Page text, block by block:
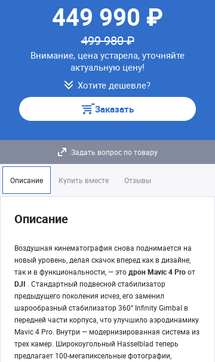
449 990 ₽
499 980 ₽
Внимание, цена устарела, уточняйте
актуальную цену!
Хотите дешевле?
Заказать
Задать вопрос по товару
Описание Купить вместе Отзывы
Описание
Воздушная кинематография снова поднимается на
новый уровень, делая скачок вперед как в дизайне,
так и в функциональности, — это дрон Mavic 4 Proот
DJI . Стандартный подвесной стабилизатор
предыдущего поколения исчез, его заменил
шарообразный стабилизатор 360° Infinity Gimbal в
передней части корпуса, что улучшило аэродинамику
Mavic 4 Pro. Внутри — модернизированная система из
трех камер. Широкоугольный Hasselblad теперь
предлагает 100-мегапиксельные фотографии,